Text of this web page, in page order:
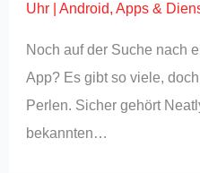
Uhr |Android,Apps &
Noch auf der Suche nach
App? Es gibt so viele,
Perlen. Sicher gehört
bekannten…